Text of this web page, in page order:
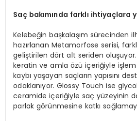
Saç bakımında farklı ihtiyaçlara y
Kelebeğin başkalaşım sürecinden
hazırlanan Metamorfose serisi,
geliştirilen dört alt seriden
keratin ve amla özü içeriğiyle
kaybı yaşayan saçların yapısını
odaklanıyor. Glossy Touch ise
ceramide içeriğiyle saç yüzeyinin
parlak görünmesine katkı